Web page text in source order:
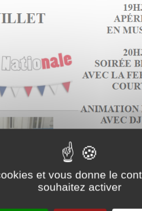
et vous donne le
souhaitez activer